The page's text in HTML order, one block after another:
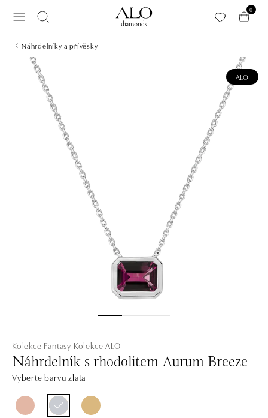
0
Náhrdelníky a přívěsky
ALO
Kolekce Fantasy Kolekce ALO
Náhrdelník s rhodolitem Aurum Breeze
Vyberte barvu zlata